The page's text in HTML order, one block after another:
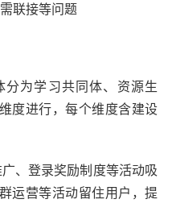
联接等问题
为学习共同体、资源生
度进行，每个维度含建设
、登录奖励制度等活动吸
运营等活动留住用户，提